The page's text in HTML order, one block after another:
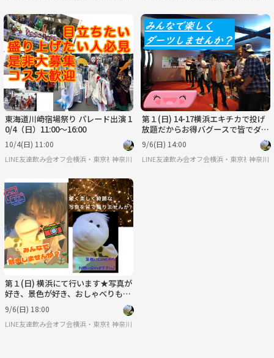
東海道川崎宿場祭り パレード出演 1
0/4（日）11:00〜16:00
10/4(日) 11:00
LINE友達飲み会オフ会横浜・東京社会人サークル
神奈川
第１(日) 14-17横浜エキチカで投げ
放題だからお得バグースで皆でダー
ツしませんか？アットホームに楽し
いですよ年齢不問
9/6(日) 14:00
LINE友達飲み会オフ会横浜・東京社会人サ
神奈川
第１(日) 横浜にて行います★写真が
好き、景色が好き、おしゃべりも好
き♪☆みんなでのんびり楽しもう！
9/6(日) 18:00
LINE友達飲み会オフ会横浜・東京社会人サークル
神奈川